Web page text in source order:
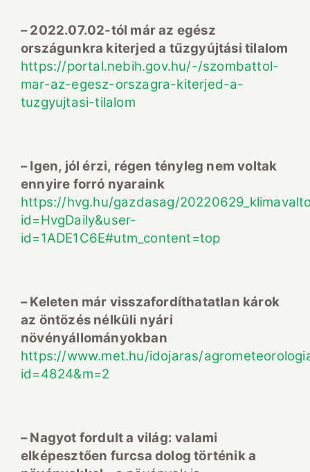
– 2022.07.02-tól már az egész
országunkra kiterjed a tűzgyújtási tilalom
https://portal.nebih.gov.hu/-/szombattol-
mar-az-egesz-orszagra-kiterjed-a-
tuzgyujtasi-tilalom
– Igen, jól érzi, régen tényleg nem voltak
ennyire forró nyaraink
https://hvg.hu/gazdasag/
id=HvgDaily&user-
id=1ADE1C6E#utm_content=top
– Keleten már visszafordíthatatlan károk
az öntözés nélküli nyári
növényállományokban
https://www.met.hu/idojaras/
id=4824&m=2
– Nagyot fordult a világ: valami
elképesztően furcsa dolog történik a